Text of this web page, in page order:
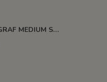
SEROGRAF MEDIUM SERIGRAPHIQUE SECHAGE RAPIDE